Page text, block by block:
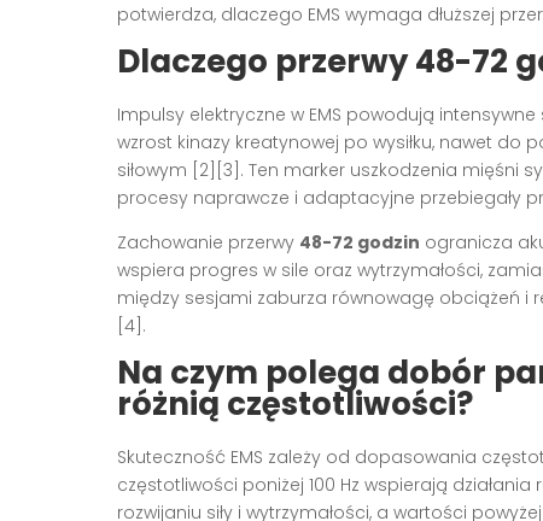
potwierdza, dlaczego EMS wymaga dłuższej
Dlaczego przerwy 48-72
Impulsy elektryczne w EMS powodują
wzrost kinazy kreatynowej po wysiłku, nawet do
siłowym [2][3]. Ten marker uszkodzenia mięśni
procesy naprawcze i adaptacyjne przebiegały
Zachowanie przerwy 48-72 godzin ogranicza
wspiera progres w sile oraz wytrzymałości,
między sesjami zaburza równowagę obciążeń i
[4].
Na czym polega dobór
różnią częstotliwości?
Skuteczność EMS zależy od dopasowania
częstotliwości poniżej 100 Hz wspierają
rozwijaniu siły i wytrzymałości, a wartości